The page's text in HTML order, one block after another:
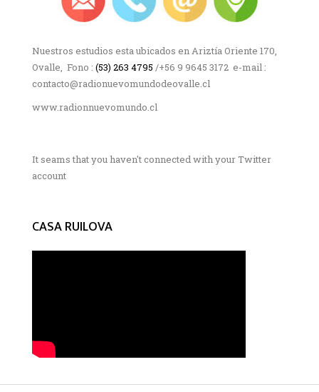
Nuestros estudios esta ubicados en Ariztía Oriente 170,
Ovalle, Fono : (53) 263 4795 /+56 9 9645 3172 e-mail :
contacto@radionuevomundodeovalle.cl
www.radionnuevomundo.cl
It seams that you haven't connected with your Twitter
account
CASA RUILOVA